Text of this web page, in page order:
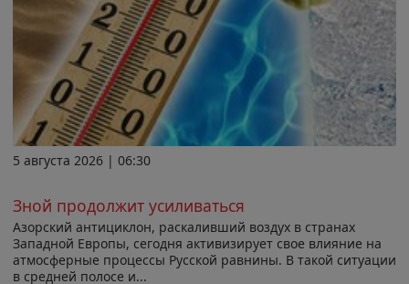
5 августа 2026 | 06:30
Зной продолжит усиливаться
Азорский антициклон, раскаливший воздух в странах
Западной Европы, сегодня активизирует свое влияние на
атмосферные процессы Русской равнины. В такой ситуации
в средней полосе и...